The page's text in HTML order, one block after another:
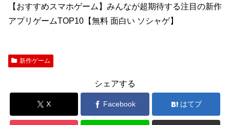
【おすすめスマホゲーム】みんなが超期待する注目の新作
アプリゲームTOP10【無料 面白い ソシャゲ】
新作ゲーム
シェアする
X Facebook はてブ